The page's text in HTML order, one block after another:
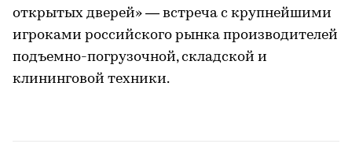
открытых дверей» — встреча с крупнейшими
игроками российского рынка производителей
подъемно-погрузочной, складской и
клининговой техники.